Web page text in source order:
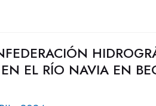
EL RÍO NAVIA EN